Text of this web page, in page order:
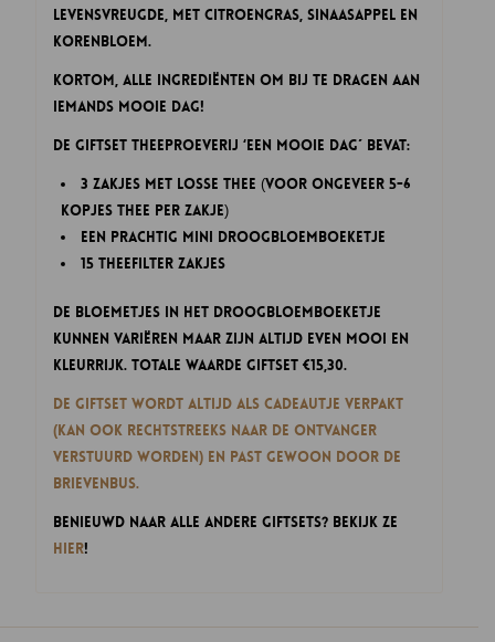
levensvreugde, met citroengras, sinaasappel en
korenbloem.
Kortom, alle ingrediënten om bij te dragen aan
iemands mooie dag!
De Giftset Theeproeverij ‘Een Mooie Dag´ bevat:
3 zakjes met losse thee (voor ongeveer 5-6
kopjes thee per zakje)
een prachtig mini droogbloemboeketje
15 theefilter zakjes
De bloemetjes in het droogbloemboeketje
kunnen variëren maar zijn altijd even mooi en
kleurrijk. Totale waarde giftset €15,30.
De Giftset wordt altijd als cadeautje verpakt
(kan ook rechtstreeks naar de ontvanger
verstuurd worden) en past gewoon door de
brievenbus.
Benieuwd naar alle andere Giftsets? Bekijk ze
hier!